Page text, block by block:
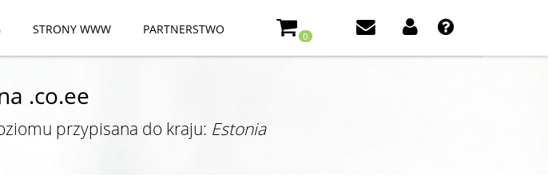
STRONY WWW PARTNERSTWO 0
.co.ee
przypisana do kraju: Estonia